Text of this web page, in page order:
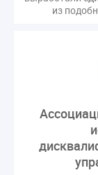
исполнительная
управляющая
газовое
провайдеры
управляющие
из